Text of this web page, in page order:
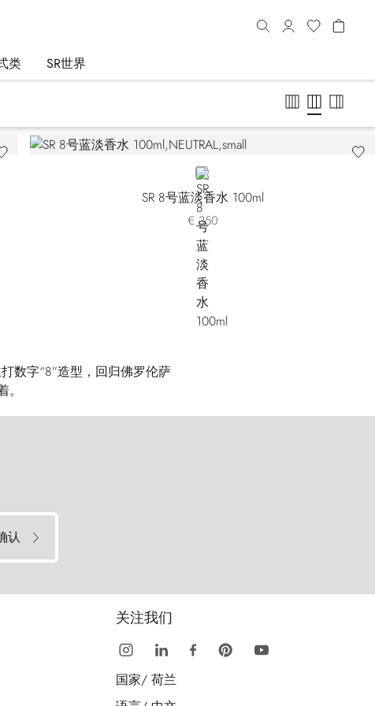
类 SR世界
NEUTRAL
SR 8号蓝淡香水 100ml
€ 350
数字“8”造型，回归佛罗伦萨
认
关注我们
国家/ 荷兰